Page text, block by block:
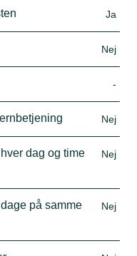
Ja
Nej
-
Nej
dag og time
Nej
på samme
Nej